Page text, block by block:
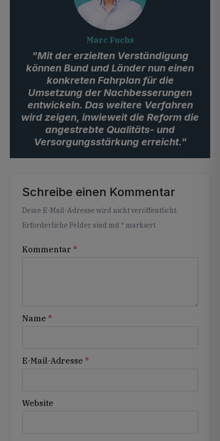
Marc Fuchs
"Mit der erzielten Verständigung
können Bund und Länder nun einen
konkreten Fahrplan für die
Umsetzung der Nachbesserungen
entwickeln. Das weitere Verfahren
wird zeigen, inwieweit die Reform die
angestrebte Qualitäts- und
Versorgungsstärkung erreicht."
Schreibe einen Kommentar
Deine E-Mail-Adresse wird nicht veröffentlicht.
Erforderliche Felder sind mit * markiert
Kommentar *
Name *
E-Mail-Adresse *
Website
Alternative: